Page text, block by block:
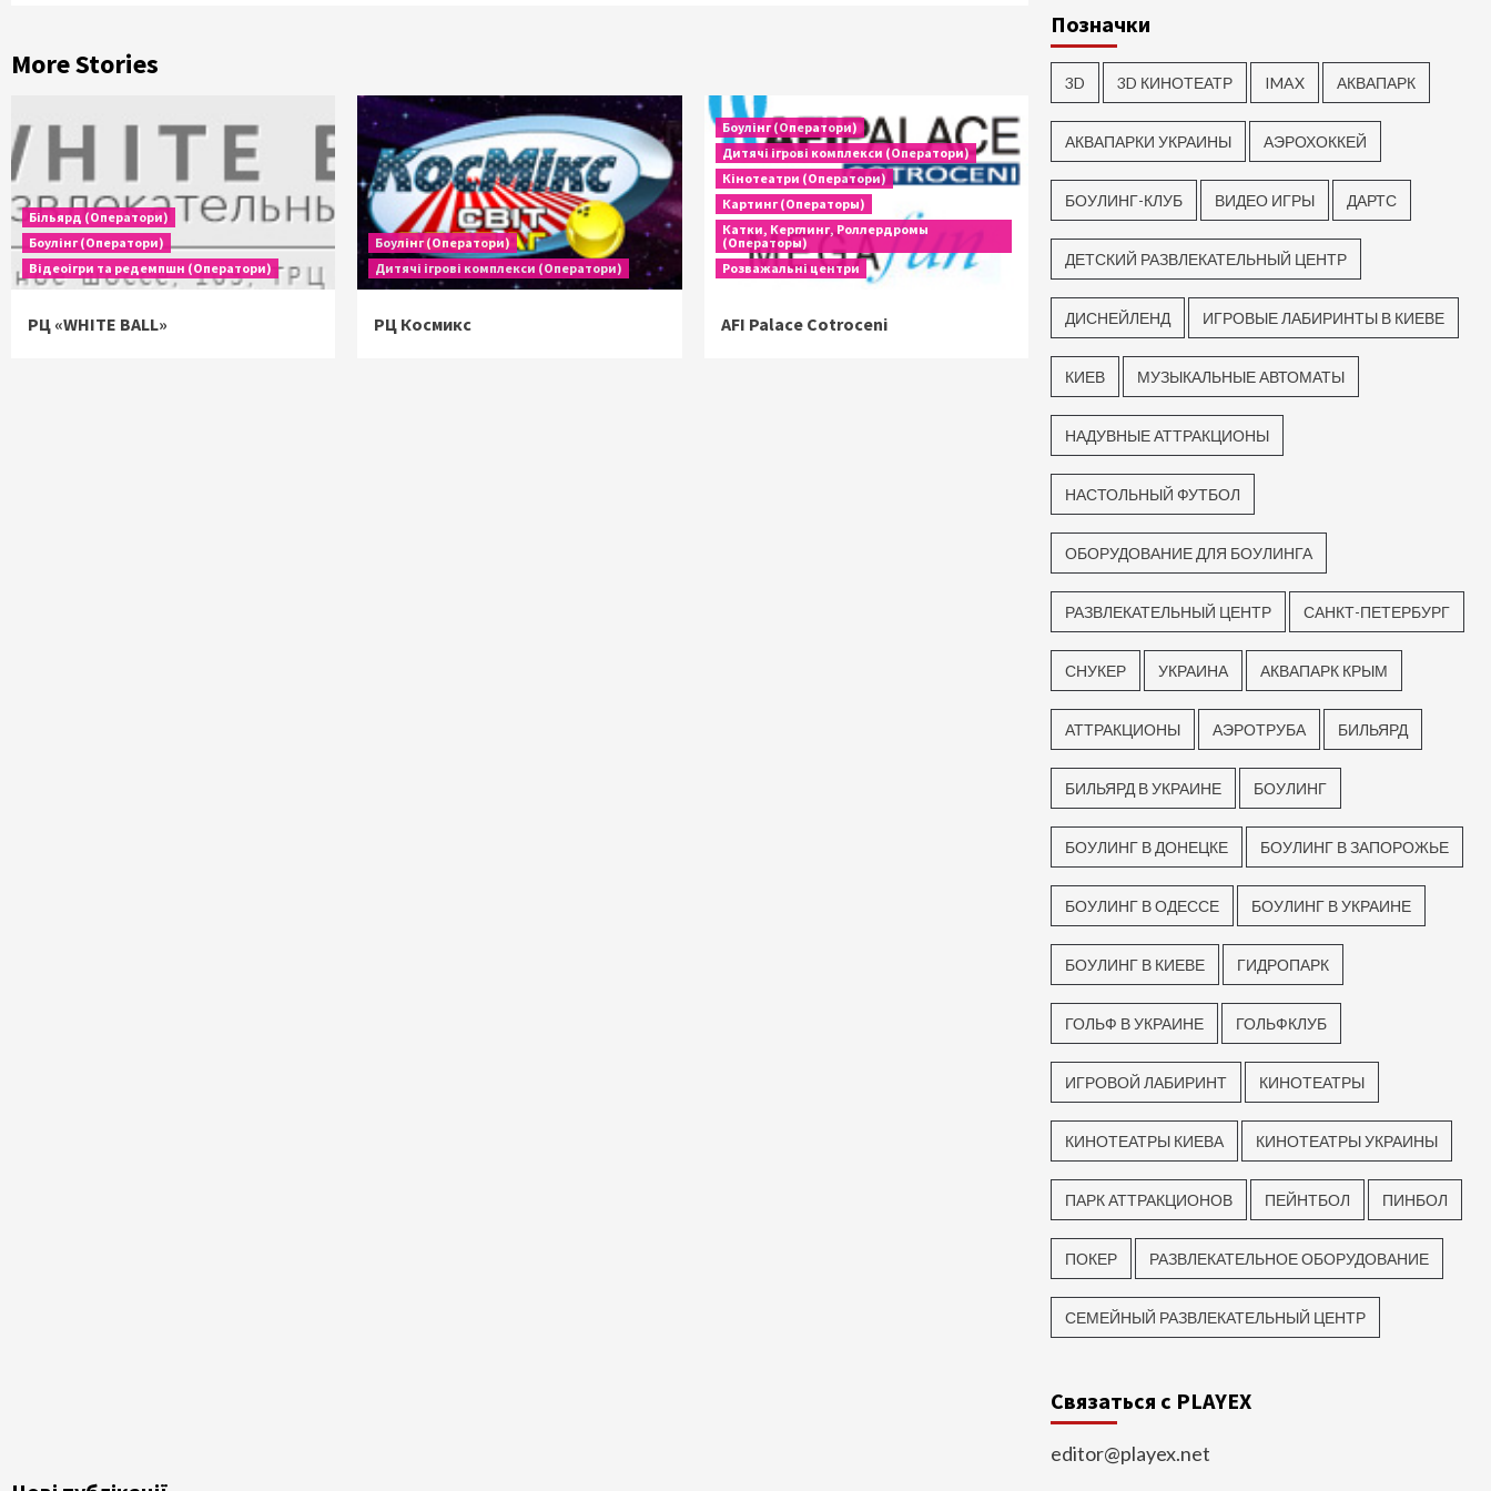
More Stories
Більярд (Оператори)
Боулінг (Оператори)
Відеоігри та редемпшн (Оператори)
РЦ «WHITE BALL»
Боулінг (Оператори)
Дитячі ігрові комплекси (Оператори)
РЦ Космикс
Боулінг (Оператори)
Дитячі ігрові комплекси (Оператори)
Кінотеатри (Оператори)
Картинг (Операторы)
Катки, Керглинг, Роллердромы
(Операторы)
Розважальні центри
AFI Palace Cotroceni
Позначки
3D 3D КИНОТЕАТР IMAX АКВАПАРК
АКВАПАРКИ УКРАИНЫ АЭРОХОККЕЙ
БОУЛИНГ-КЛУБ ВИДЕО ИГРЫ ДАРТС
ДЕТСКИЙ РАЗВЛЕКАТЕЛЬНЫЙ ЦЕНТР
ДИСНЕЙЛЕНД ИГРОВЫЕ ЛАБИРИНТЫ В КИЕВЕ
КИЕВ МУЗЫКАЛЬНЫЕ АВТОМАТЫ
НАДУВНЫЕ АТТРАКЦИОНЫ
НАСТОЛЬНЫЙ ФУТБОЛ
ОБОРУДОВАНИЕ ДЛЯ БОУЛИНГА
РАЗВЛЕКАТЕЛЬНЫЙ ЦЕНТР САНКТ-ПЕТЕРБУРГ
СНУКЕР УКРАИНА АКВАПАРК КРЫМ
АТТРАКЦИОНЫ АЭРОТРУБА БИЛЬЯРД
БИЛЬЯРД В УКРАИНЕ БОУЛИНГ
БОУЛИНГ В ДОНЕЦКЕ БОУЛИНГ В ЗАПОРОЖЬЕ
БОУЛИНГ В ОДЕССЕ БОУЛИНГ В УКРАИНЕ
БОУЛИНГ В КИЕВЕ ГИДРОПАРК
ГОЛЬФ В УКРАИНЕ ГОЛЬФКЛУБ
ИГРОВОЙ ЛАБИРИНТ КИНОТЕАТРЫ
КИНОТЕАТРЫ КИЕВА КИНОТЕАТРЫ УКРАИНЫ
ПАРК АТТРАКЦИОНОВ ПЕЙНТБОЛ ПИНБОЛ
ПОКЕР РАЗВЛЕКАТЕЛЬНОЕ ОБОРУДОВАНИЕ
СЕМЕЙНЫЙ РАЗВЛЕКАТЕЛЬНЫЙ ЦЕНТР
Связаться с PLAYEX
editor@playex.net